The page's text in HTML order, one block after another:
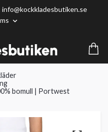
info@kockkladesbutiken.se
bomull | Portwest